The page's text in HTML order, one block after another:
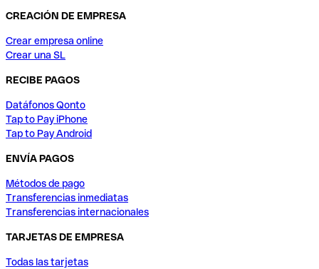
CREACIÓN DE EMPRESA
Crear empresa online
Crear una SL
RECIBE PAGOS
Datáfonos Qonto
Tap to Pay iPhone
Tap to Pay Android
ENVÍA PAGOS
Métodos de pago
Transferencias inmediatas
Transferencias internacionales
TARJETAS DE EMPRESA
Todas las tarjetas